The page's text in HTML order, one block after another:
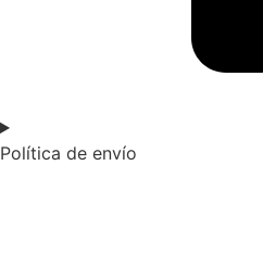
Política de envío